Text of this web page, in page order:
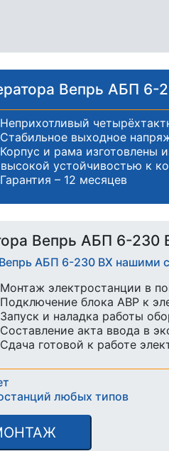
Вепрь АБП 6-
Неприхотливый
Стабильное выходное
Корпус и рама изготовлены
высокой устойчивостью к
Гарантия – 12 месяцев
Вепрь АБП 6-230
Вепрь АБП 6-230 ВX нашими
Монтаж электростанции в
Подключение блока АВР к
Запуск и наладка работы
Составление акта ввода в
Сдача готовой к работе
любых типов